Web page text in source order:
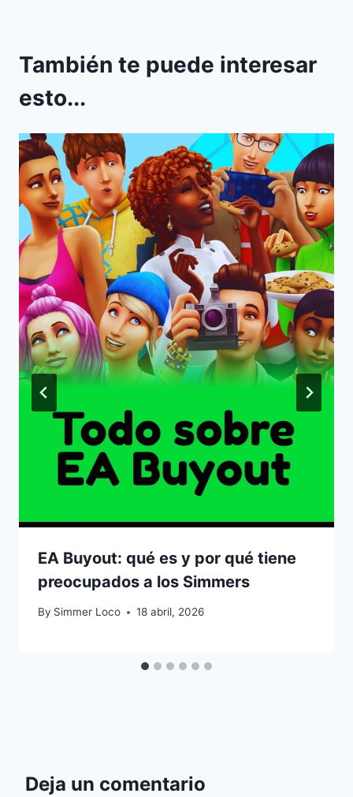
También te puede interesar
esto...
EA Buyout: qué es y por qué tiene
preocupados a los Simmers
By Simmer Loco 18 abril, 2026
Deja un comentario